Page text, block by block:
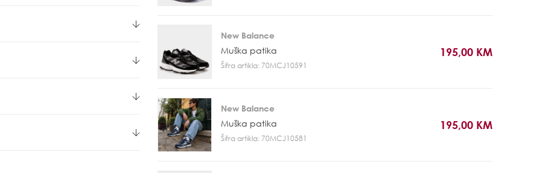
New Balance
Muška patika
Šifra artikla: 70MCJ10591
195,00 KM
New Balance
Muška patika
Šifra artikla: 70MCJ10581
195,00 KM